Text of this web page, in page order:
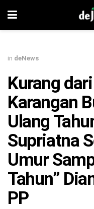
in deNews
Kurang
Karangan
Ulang
Supriatna
Umur
Tahun”
PP